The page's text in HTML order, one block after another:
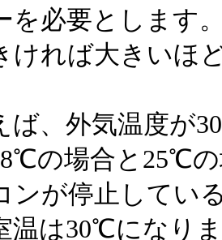
を必要とします
ければ大きいほ
、外気温度が
の場合と25℃
ンが停止してい
温は30℃になり